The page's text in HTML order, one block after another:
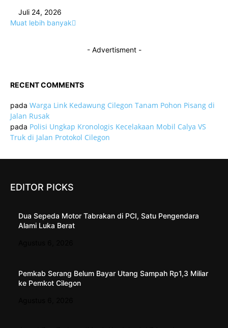
Juli 24, 2026
Muat lebih banyak
- Advertisment -
RECENT COMMENTS
pada Warga Link Kedawung Cilegon Tanam Pohon Pisang di
Jalan Rusak
pada Polisi Ungkap Kronologis Kecelakaan Mobil Calya VS
Truk di Jalan Protokol Cilegon
EDITOR PICKS
Dua Sepeda Motor Tabrakan di PCI, Satu Pengendara
Alami Luka Berat
Pemkab Serang Belum Bayar Utang Sampah Rp1,3 Miliar
ke Pemkot Cilegon